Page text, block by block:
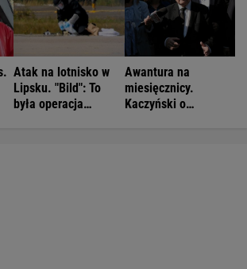
Atak na lotnisko w
Lipsku. "Bild": To
była operacja
Awantura na
miesięcznicy.
Kaczyński o